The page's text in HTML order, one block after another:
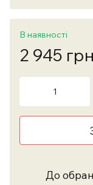
В наявності
2 945 грн
До